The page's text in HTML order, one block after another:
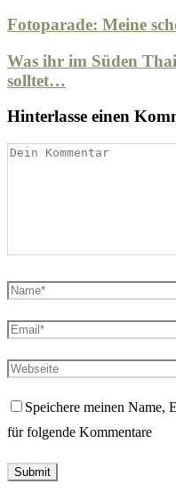
Fotoparade: Meine
Was ihr im Süden
solltet…
Hinterlasse einen
Speichere meinen Name,
für folgende Kommentare